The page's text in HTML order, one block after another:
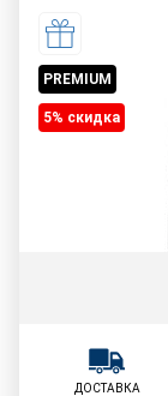
PREMIUM
5% cкидка
ДОСТАВКА